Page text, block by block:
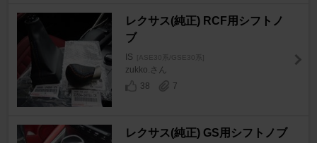
レクサス(純正) RCF用シフトノ
ブ
IS [ASE30系/GSE30系]
zukko.さん
38
7
レクサス(純正) GS用シフトノブ